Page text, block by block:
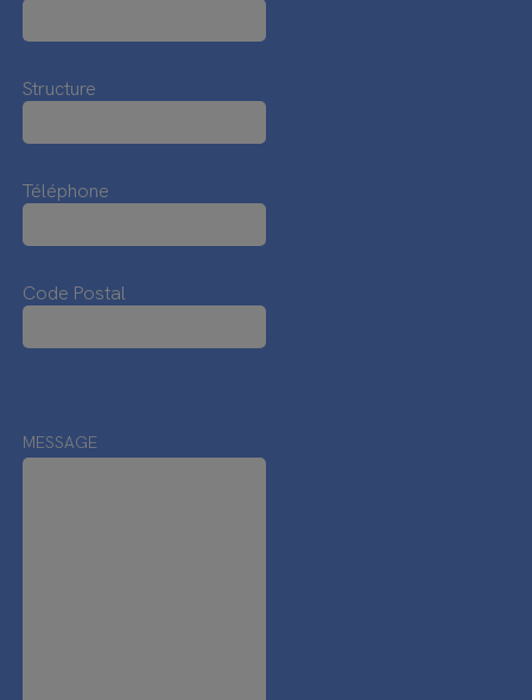
Structure
Téléphone
Code Postal
MESSAGE